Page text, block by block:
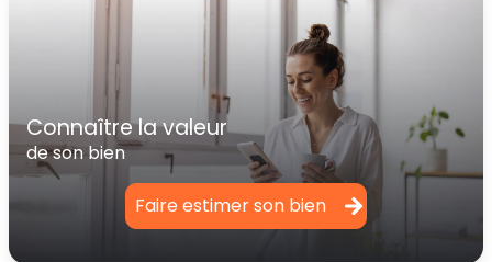
connaître la valeur
de son bien
Faire estimer son bien